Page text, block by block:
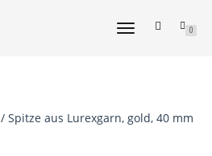
NAVIGATION
0
/ Spitze aus Lurexgarn, gold, 40 mm